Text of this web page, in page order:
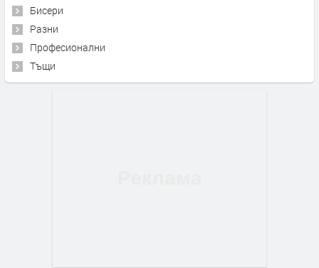
Бисери
Разни
Професионални
Тъщи